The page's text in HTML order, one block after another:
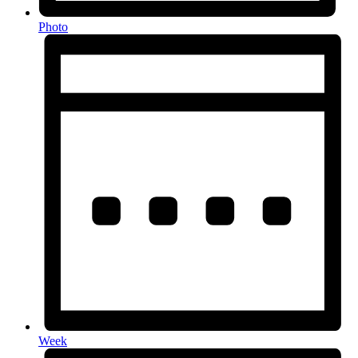
Photo
Week